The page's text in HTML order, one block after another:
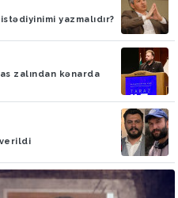
yazmalıdır?
zalından kənarda